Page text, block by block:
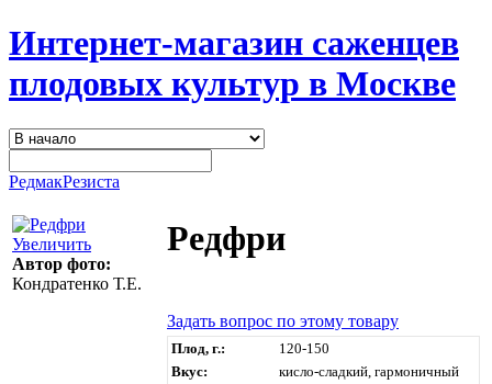
Интернет-магазин саженцев
плодовых культур в Москве
РедмакРезиста
Увеличить
Автор фото:
Кондратенко Т.Е.
Редфри
Задать вопрос по этому товару
Плод, г.:
120-150
Вкус:
кисло-сладкий, гармоничный